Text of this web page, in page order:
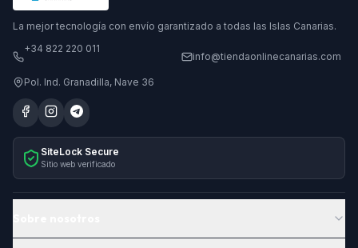
La mejor tecnología con envío garantizado a todas las Islas Canarias.
+34 822 220 011
info@tiendaonlinecanarias.com
Pol. Ind. Granadilla, Nave 36
SiteLock Secure
Sitio web verificado